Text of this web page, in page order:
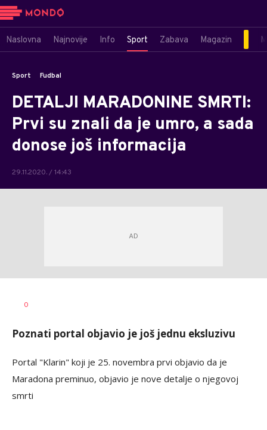
Naslovna Najnovije Info Sport Zabava Magazin
Sport Fudbal
DETALJI MARADONINE SMRTI:
Prvi su znali da je umro, a sada
donose još informacija
29.11.2020. / 14:43
AUTOR
0
Poznati portal objavio je još jednu eksluzivu
Portal "Klarin" koji je 25. novembra prvi objavio da je
Maradona preminuo, objavio je nove detalje o njegovoj
smrti